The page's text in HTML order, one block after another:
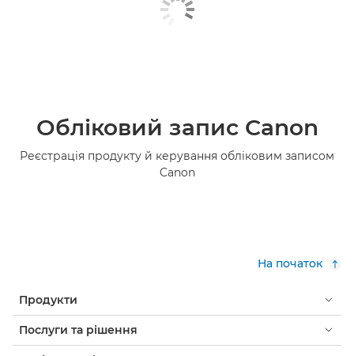
Обліковий запис Canon
Реєстрація продукту й керування обліковим записом
Canon
На початок
Продукти
Послуги та рішення